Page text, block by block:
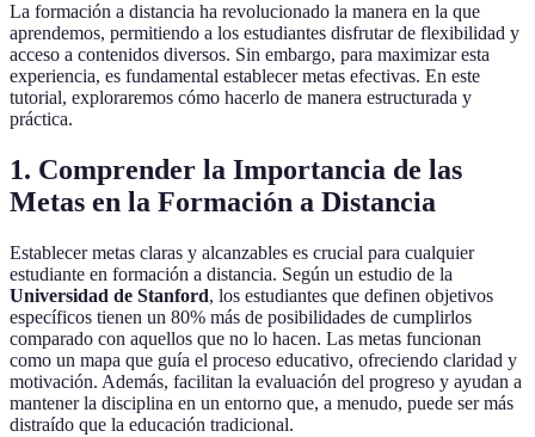
La formación a distancia ha revolucionado la manera en la que
aprendemos, permitiendo a los estudiantes disfrutar de flexibilidad y
acceso a contenidos diversos. Sin embargo, para maximizar esta
experiencia, es fundamental establecer metas efectivas. En este
tutorial, exploraremos cómo hacerlo de manera estructurada y
práctica.
1. Comprender la Importancia de las
Metas en la Formación a Distancia
Establecer metas claras y alcanzables es crucial para cualquier
estudiante en formación a distancia. Según un estudio de la
Universidad de Stanford, los estudiantes que definen objetivos
específicos tienen un 80% más de posibilidades de cumplirlos
comparado con aquellos que no lo hacen. Las metas funcionan
como un mapa que guía el proceso educativo, ofreciendo claridad y
motivación. Además, facilitan la evaluación del progreso y ayudan a
mantener la disciplina en un entorno que, a menudo, puede ser más
distraído que la educación tradicional.